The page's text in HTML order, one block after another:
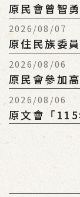
原民會曾智
席「屏東縣
穫節」
2026/08/07
原住民族委
任委員出席
標賽」開幕
2026/08/06
原民會參加
鄉．樂齡共
2026/08/06
原文會「
文勞務採購